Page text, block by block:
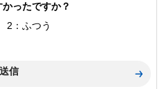
ったですか？
2：ふつう